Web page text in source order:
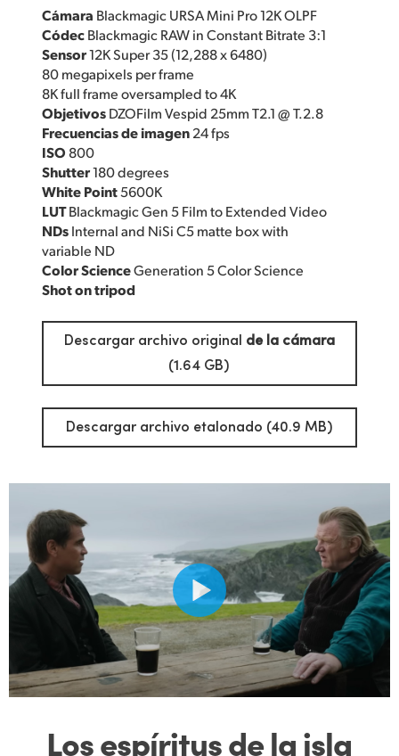
Cámara Blackmagic URSA Mini Pro 12K OLPF
CódecBlackmagic RAW in Constant Bitrate 3:1
Sensor12K Super 35 (12,288 x 6480)
80 megapixels per frame
8K full frame oversampled to 4K
ObjetivosDZOFilm Vespid 25mm T2.1 @ T.2.8
Frecuencias de imagen24 fps
ISO 800
Shutter180 degrees
White Point5600K
LUTBlackmagic Gen 5 Film to Extended Video
NDsInternal and NiSi C5 matte box with
variable ND
Color ScienceGeneration 5 Color Science
Shot on tripod
Descargar archivo original de la cámara
(1.64 GB)
Descargar archivo etalonado (40.9 MB)
Los espíritus de la isla